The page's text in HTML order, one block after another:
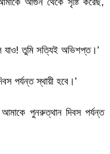
যাও! তুমি সত্যিই অভিশপ্ত।’
পর্যন্ত স্থায়ী হবে।’
পুনরুত্থান দিবস পর্যন্ত